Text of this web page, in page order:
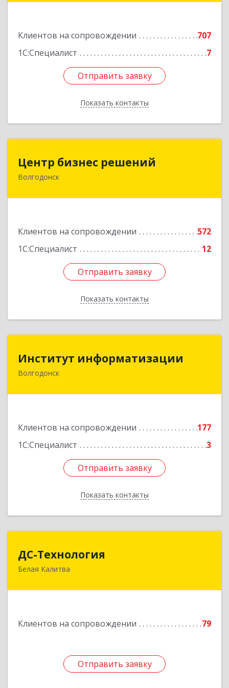
Клиентов на сопровождении
707
1С:Специалист
7
Отправить заявку
Показать контакты
Отправить заявку
Назад
Центр бизнес решений
Волгодонск
Клиентов на сопровождении
572
1С:Специалист
12
Отправить заявку
Показать контакты
Центр бизнес решений
347375, Ростовская обл, Волгодонск г,
Отправить заявку
Назад
Институт информатизации
Волгодонск
Клиентов на сопровождении
177
1С:Специалист
3
Отправить заявку
Показать контакты
Институт информатизации
347383, Ростовская обл, Волгодонск г, Маршала
Отправить заявку
Назад
ДС-Технология
Белая Калитва
Клиентов на сопровождении 79
Отправить заявку
347045, Ростовская обл, Белокалитвинский р-н,
Отправить заявку